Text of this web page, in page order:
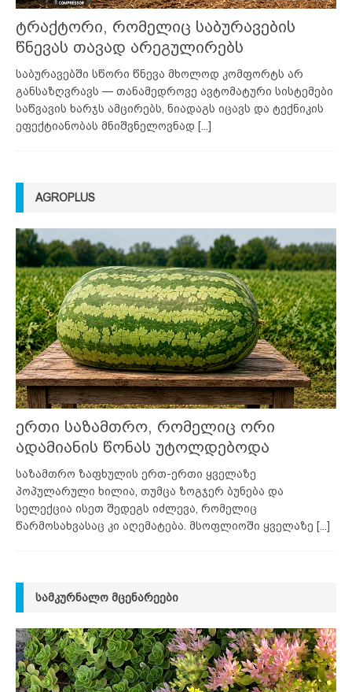
ტრაქტორი, რომელიც საბურავების
წნევას თავად არეგულირებს
საბურავებში სწორი წნევა მხოლოდ კომფორტს არ
განსაზღვრავს — თანამედროვე ავტომატური სისტემები
საწვავის ხარჯს ამცირებს, ნიადაგს იცავს და ტექნიკის
ეფექტიანობას მნიშვნელოვნად [...]
AGROPLUS
ერთი საზამთრო, რომელიც ორი
ადამიანის წონას უტოლდებოდა
საზამთრო ზაფხულის ერთ-ერთი ყველაზე
პოპულარული ხილია, თუმცა ზოგჯერ ბუნება და
სელექცია ისეთ შედეგს იძლევა, რომელიც
წარმოსახვასაც კი აღემატება. მსოფლიოში ყველაზე [...]
ᲡᲐᲛᲙᲣᲠᲜᲐᲚᲝ ᲛᲪᲔᲜᲐᲠᲔᲔᲑᲘ